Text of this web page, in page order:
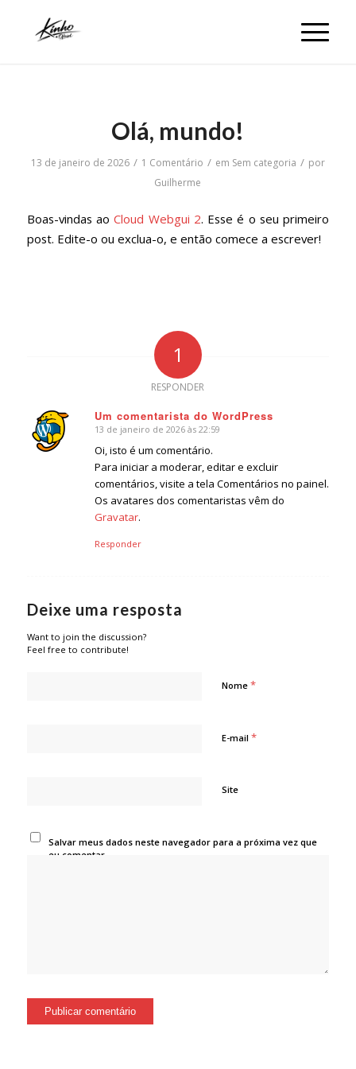
Olá, mundo!
13 de janeiro de 2026 / 1 Comentário / em Sem categoria / por
Guilherme
Boas-vindas aoCloud Webgui 2. Esse é o seu primeiro
post. Edite-o ou exclua-o, e então comece a escrever!
1
RESPONDER
Um comentarista do WordPress
says:
13 de janeiro de 2026 às 22:59
Oi, isto é um comentário.
Para iniciar a moderar, editar e excluir
comentários, visite a tela Comentários no painel.
Os avatares dos comentaristas vêm do
Gravatar.
Responder
Deixe uma resposta
Want to join the discussion?
Feel free to contribute!
Nome *
E-mail *
Site
Salvar meus dados neste navegador para a próxima vez que
eu comentar.